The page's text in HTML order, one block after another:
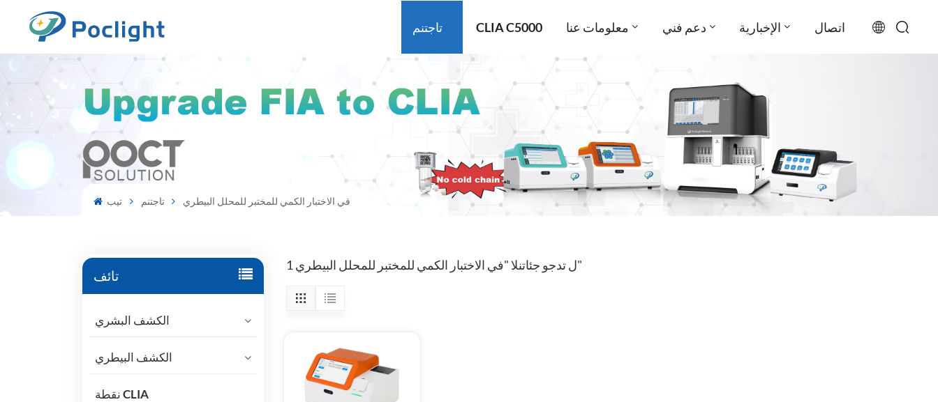
تاجتنم CLIA C5000 معلومات عنا دعم فني الإخبارية اتصال
русский
español
تيب تاجتنم في الاختبار الكمي للمختبر للمحلل البيطري
تائف
الكشف البشري
الكشف البيطري
نقطة CLIA
1 ل تدجو جئاتنلا "في الاختبار الكمي للمختبر للمحلل البيطري"